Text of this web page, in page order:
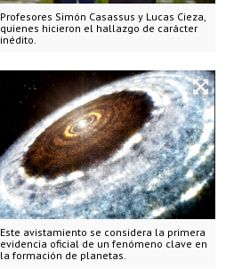
Profesores Simón Casassus y Lucas Cieza,
quienes hicieron el hallazgo de carácter
inédito.
Este avistamiento se considera la primera
evidencia oficial de un fenómeno clave en
la formación de planetas.